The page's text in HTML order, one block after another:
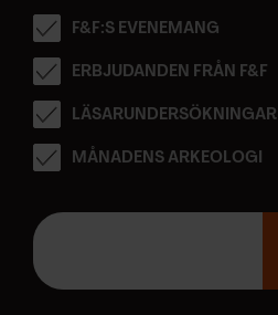
F&F:S EVENEMANG
ERBJUDANDEN FRÅN F&F
LÄSARUNDERSÖKNINGAR
MÅNADENS ARKEOLOGI
E
p